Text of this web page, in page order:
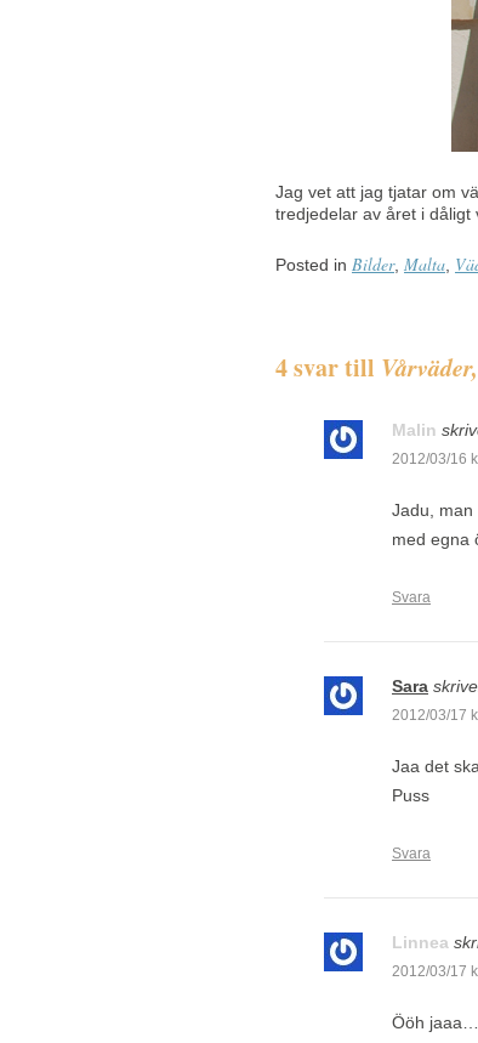
Jag vet att jag tjatar om
tredjedelar av året i dåligt
Posted in Bilder, Malta
4 svar till
Malin
2012/03/16
Jadu, man
med egna
Svara
Sara
2012/03/17
Jaa det
Puss
Svara
Linnea
2012/03/17
Ööh